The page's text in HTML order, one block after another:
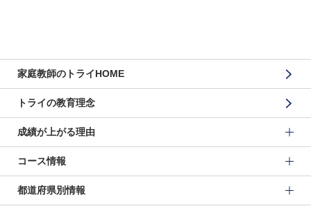
家庭教師のトライHOME
トライの教育理念
成績が上がる理由
コース情報
都道府県別情報